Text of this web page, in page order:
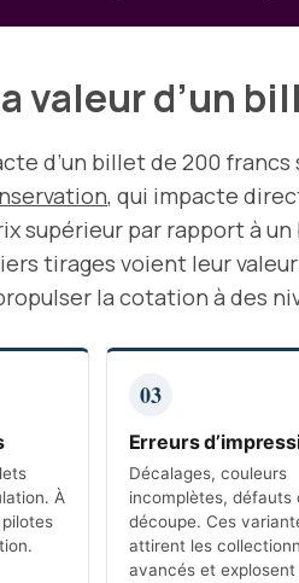
valeur d’un
d’un billet de 200
, qui impacte
supérieur par rapport à
tirages voient leur
la cotation à des
À
03
Erreurs
Décalages, couleurs
incomplètes, défauts
découpe. Ces
attirent les
avancés et explosent